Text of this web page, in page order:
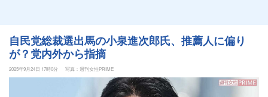
自民党総裁選出馬の小泉進次郎氏、推薦人に偏り
が？党内外から指摘
2025年9月24日 17時0分 写真：週刊女性PRIME